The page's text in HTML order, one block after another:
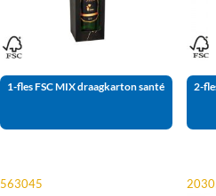
1-fles FSC MIX draagkarton santé 2-
563045